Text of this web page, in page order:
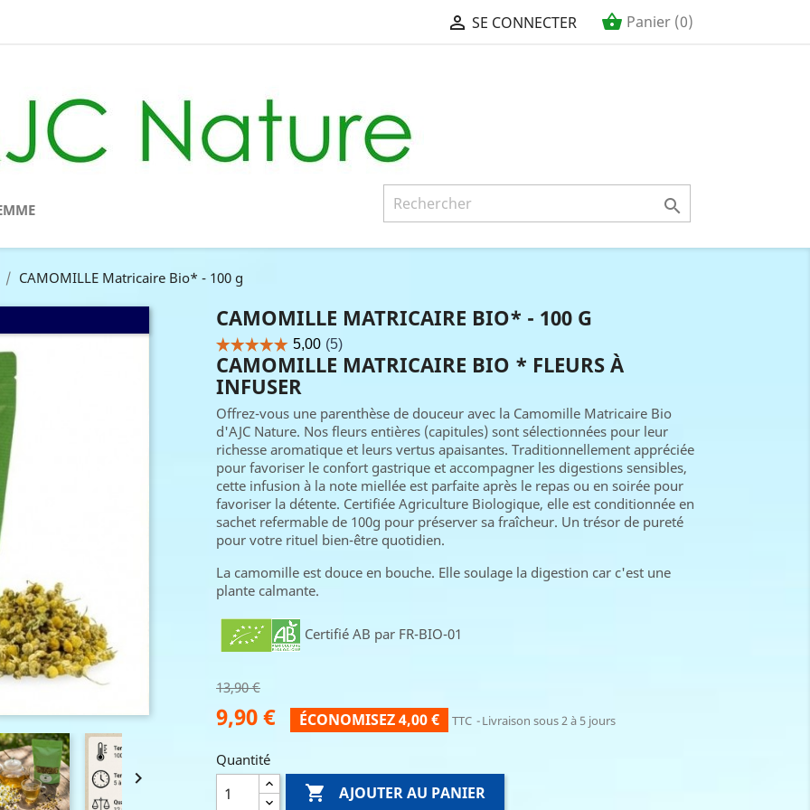
 SE CONNECTER shopping_basket Panier (0)

CAMOMILLE Matricaire Bio* - 100 g

CAMOMILLE MATRICAIRE BIO* - 100 G
CAMOMILLE MATRICAIRE BIO * FLEURS À
INFUSER
Offrez-vous une parenthèse de douceur avec la Camomille Matricaire Bio
d'AJC Nature. Nos fleurs entières (capitules) sont sélectionnées pour leur
richesse aromatique et leurs vertus apaisantes. Traditionnellement appréciée
pour favoriser le confort gastrique et accompagner les digestions sensibles,
cette infusion à la note miellée est parfaite après le repas ou en soirée pour
favoriser la détente. Certifiée Agriculture Biologique, elle est conditionnée en
sachet refermable de 100g pour préserver sa fraîcheur. Un trésor de pureté
pour votre rituel bien-être quotidien.
La camomille est douce en bouche. Elle soulage la digestion car c'est une
plante calmante.
Certifié AB par FR-BIO-01
13,90 €
9,90 € ÉCONOMISEZ 4,00 € TTC Livraison sous 2 à 5 jours
Quantité
 AJOUTER AU PANIER